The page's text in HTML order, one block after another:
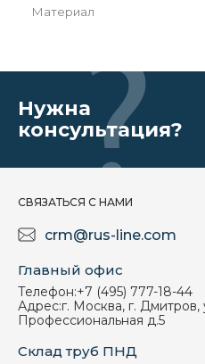
Материал
Нужна
консультация?
СВЯЗАТЬСЯ С НАМИ
crm@rus-line.com
Главный офис
Телефон:+7 (495) 777-18-44
Адрес:г. Москва, г. Дмитров,
Профессиональная д.5
Склад труб ПНД